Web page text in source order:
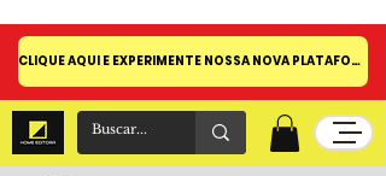
CLIQUE AQUI E EXPERIMENTE NOSSA NOVA PLATAFORMA!